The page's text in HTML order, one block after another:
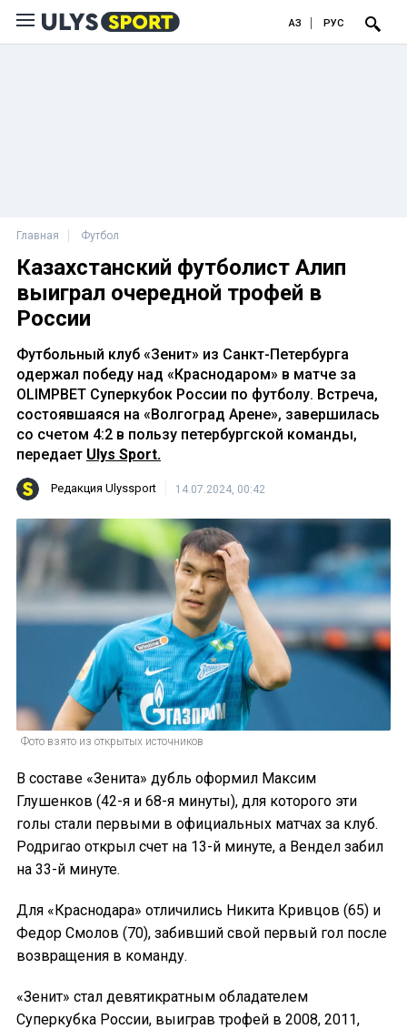
ҚАЗ РУС
Главная Футбол
Казахстанский футболист Алип
выиграл очередной трофей в
России
Футбольный клуб «Зенит» из Санкт-Петербурга
одержал победу над «Краснодаром» в матче за
OLIMPBET Суперкубок России по футболу. Встреча,
состоявшаяся на «Волгоград Арене», завершилась
со счетом 4:2 в пользу петербургской команды,
передает Ulys Sport.
Редакция Ulyssport 14.07.2024, 00:42
Фото взято из открытых источников
В составе «Зенита» дубль оформил Максим
Глушенков (42-я и 68-я минуты), для которого эти
голы стали первыми в официальных матчах за клуб.
Родригао открыл счет на 13-й минуте, а Вендел забил
на 33-й минуте.
Для «Краснодара» отличились Никита Кривцов (65) и
Федор Смолов (70), забивший свой первый гол после
возвращения в команду.
«Зенит» стал девятикратным обладателем
Суперкубка России, выиграв трофей в 2008, 2011,